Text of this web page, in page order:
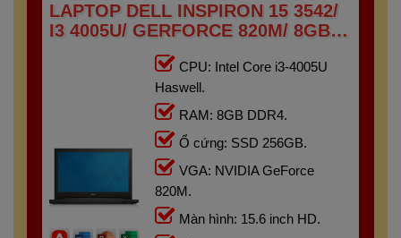
LAPTOP DELL INSPIRON 15 3542/
I3 4005U/ GERFORCE 820M/ 8GB/
256GB/ 15.6" HD
CPU: Intel Core i3-4005U
Haswell.
RAM: 8GB DDR4.
Ổ cứng: SSD 256GB.
VGA: NVIDIA GeForce
820M.
Màn hình: 15.6 inch HD.